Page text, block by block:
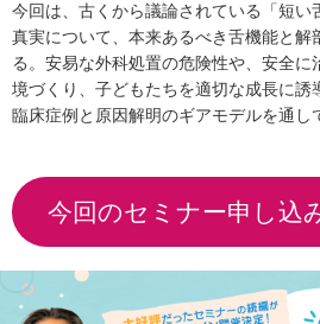
今回は、古くから議論されている「短い
真実について、本来あるべき舌機能と解
る。安易な外科処置の危険性や、安全に
境づくり、子どもたちを適切な成長に誘
臨床症例と原因解明のギアモデルを通し
今回のセミナー申し込